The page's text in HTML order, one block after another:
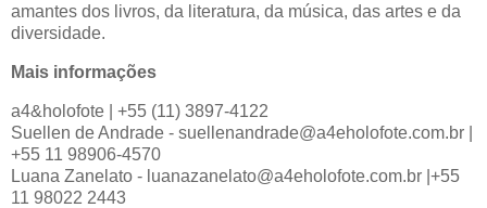
amantes dos livros, da literatura, da música, das artes e da
diversidade.
Mais informações
a4&holofote | +55 (11) 3897-4122
Suellen de Andrade - suellenandrade@a4eholofote.com.br |
+55 11 98906-4570
Luana Zanelato - luanazanelato@a4eholofote.com.br |+55
11 98022 2443